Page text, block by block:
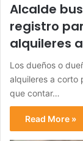
Alcalde
registro
alquileres
Los dueños o
alquileres a corto
que contar…
Read More »